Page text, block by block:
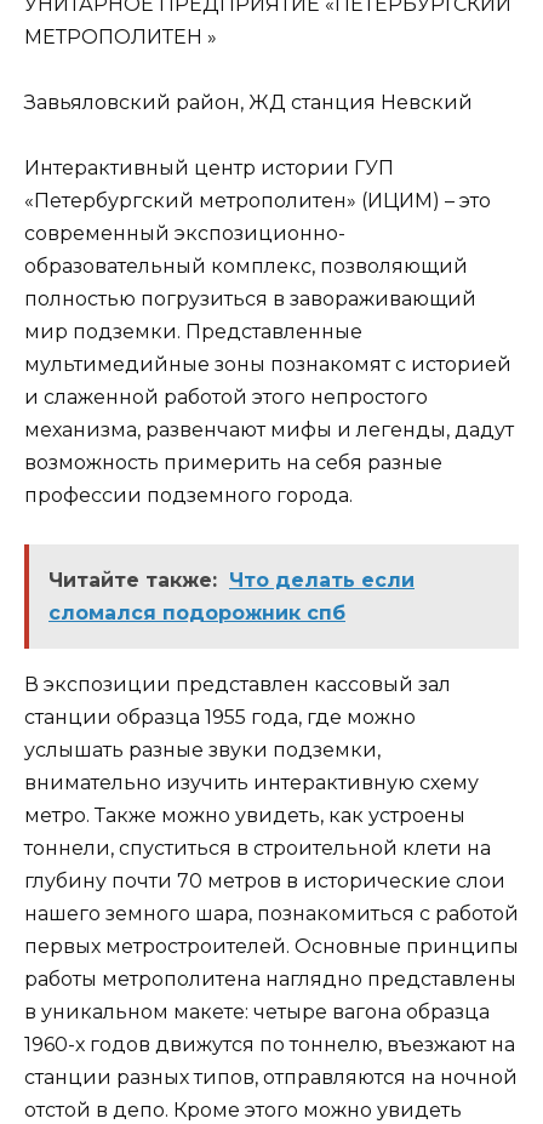
МЕТРОПОЛИТЕН »
Завьяловский район, ЖД станция Невский
Интерактивный центр истории ГУП
«Петербургский метрополитен» (ИЦИМ) – это
современный экспозиционно-
образовательный комплекс, позволяющий
полностью погрузиться в завораживающий
мир подземки. Представленные
мультимедийные зоны познакомят с историей
и слаженной работой этого непростого
механизма, развенчают мифы и легенды, дадут
возможность примерить на себя разные
профессии подземного города.
Читайте также: Что делать если
сломался подорожник спб
В экспозиции представлен кассовый зал
станции образца 1955 года, где можно
услышать разные звуки подземки,
внимательно изучить интерактивную схему
метро. Также можно увидеть, как устроены
тоннели, спуститься в строительной клети на
глубину почти 70 метров в исторические слои
нашего земного шара, познакомиться с работой
первых метростроителей. Основные принципы
работы метрополитена наглядно представлены
в уникальном макете: четыре вагона образца
1960-х годов движутся по тоннелю, въезжают на
станции разных типов, отправляются на ночной
отстой в депо. Кроме этого можно увидеть